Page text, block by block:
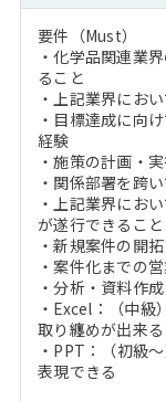
要件（Must）
・化学品関連業
ること
・上記業界にお
・目標達成に向
経験
・施策の計画・
・関係部署を跨
・上記業界にお
が遂行できること
・新規案件の開拓
・案件化までの
・分析・資料作
・Excel：（中級
取り纏めが出来る
・PPT：（初級
表現できる